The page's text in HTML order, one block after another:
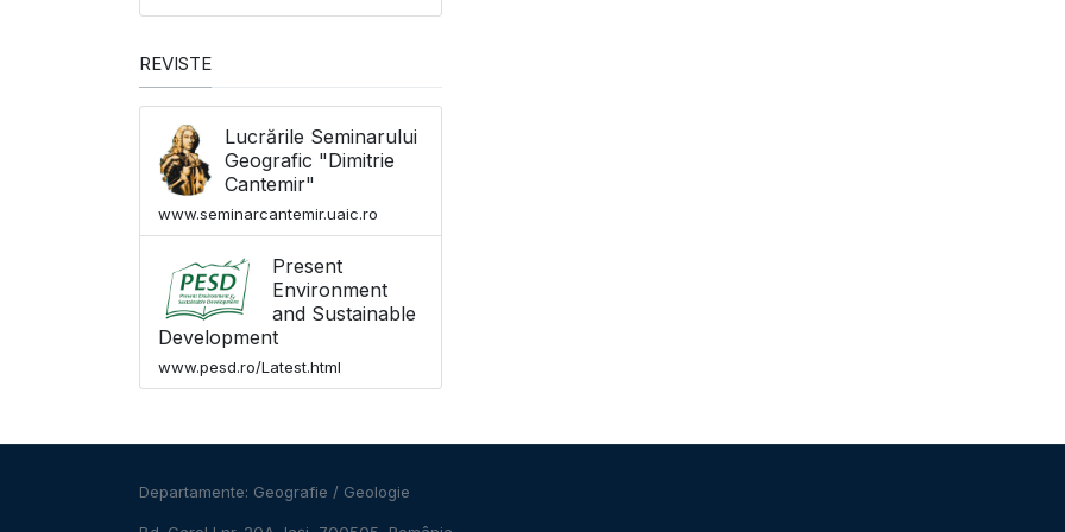
REVISTE
Lucrările Seminarului
Geografic "Dimitrie
Cantemir"
www.seminarcantemir.uaic.ro
Present
Environment
and Sustainable
Development
www.pesd.ro/Latest.html
Departamente: Geografie / Geologie